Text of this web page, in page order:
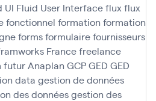
UI Fluid User Interfaceflux flux
fonctionnel formation formation
formsformulairefournisseurs
Francefreelance
futur Anaplan GCPGED GED
data gestion de données
des donnéesgestion des